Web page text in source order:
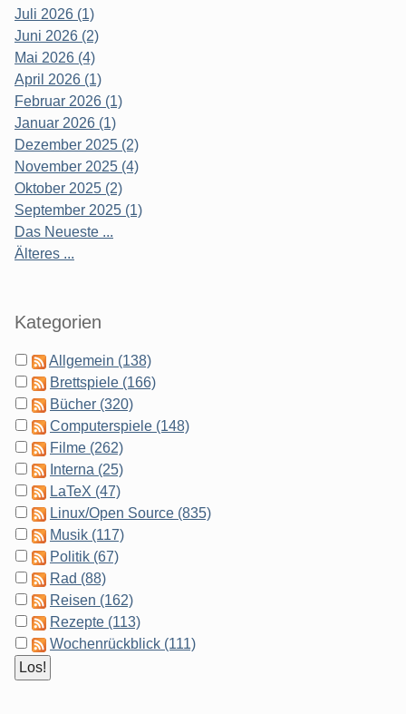
Juli 2026 (1)
Juni 2026 (2)
Mai 2026 (4)
April 2026 (1)
Februar 2026 (1)
Januar 2026 (1)
Dezember 2025 (2)
November 2025 (4)
Oktober 2025 (2)
September 2025 (1)
Das Neueste ...
Älteres ...
Kategorien
Allgemein (138)
Brettspiele (166)
Bücher (320)
Computerspiele (148)
Filme (262)
Interna (25)
LaTeX (47)
Linux/Open Source (835)
Musik (117)
Politik (67)
Rad (88)
Reisen (162)
Rezepte (113)
Wochenrückblick (111)